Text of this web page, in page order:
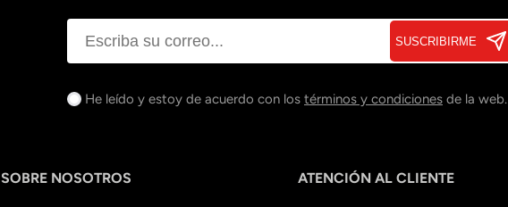
SUSCRIBIRME
He leído y estoy de acuerdo con los términos y condiciones de la web.
SOBRE NOSOTROS ATENCIÓN AL CLIENTE